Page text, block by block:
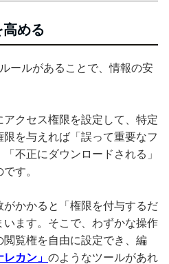
高める
ールがあることで、情報の安
クセス権限を設定して、特定
を与えれば「誤って重要なフ
不正にダウンロードされる」
す。
かかると「権限を付与するだ
ます。そこで、わずかな操作
覧権を自由に設定でき、編
レカン」 のようなツールがあれ